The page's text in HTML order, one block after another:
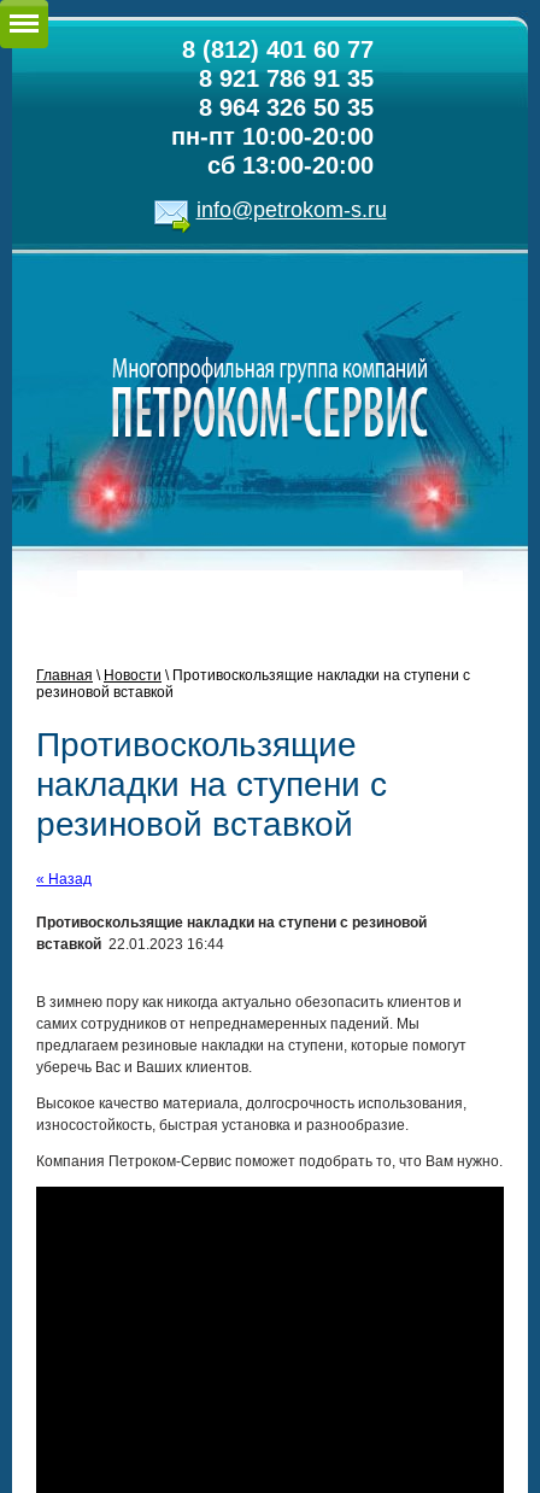
8 (812) 401 60 77
8 921 786 91 35
8 964 326 50 35
пн-пт 10:00-20:00
сб 13:00-20:00
info@petrokom-s.ru
Главная \ Новости \ Противоскользящие накладки на ступени с
резиновой вставкой
Противоскользящие
накладки на ступени с
резиновой вставкой
« Назад
Противоскользящие накладки на ступени с резиновой
вставкой 22.01.2023 16:44
В зимнею пору как никогда актуально обезопасить клиентов и
самих сотрудников от непреднамеренных падений. Мы
предлагаем резиновые накладки на ступени, которые помогут
уберечь Вас и Ваших клиентов.
Высокое качество материала, долгосрочность использования,
износостойкость, быстрая установка и разнообразие.
Компания Петроком-Сервис поможет подобрать то, что Вам нужно.